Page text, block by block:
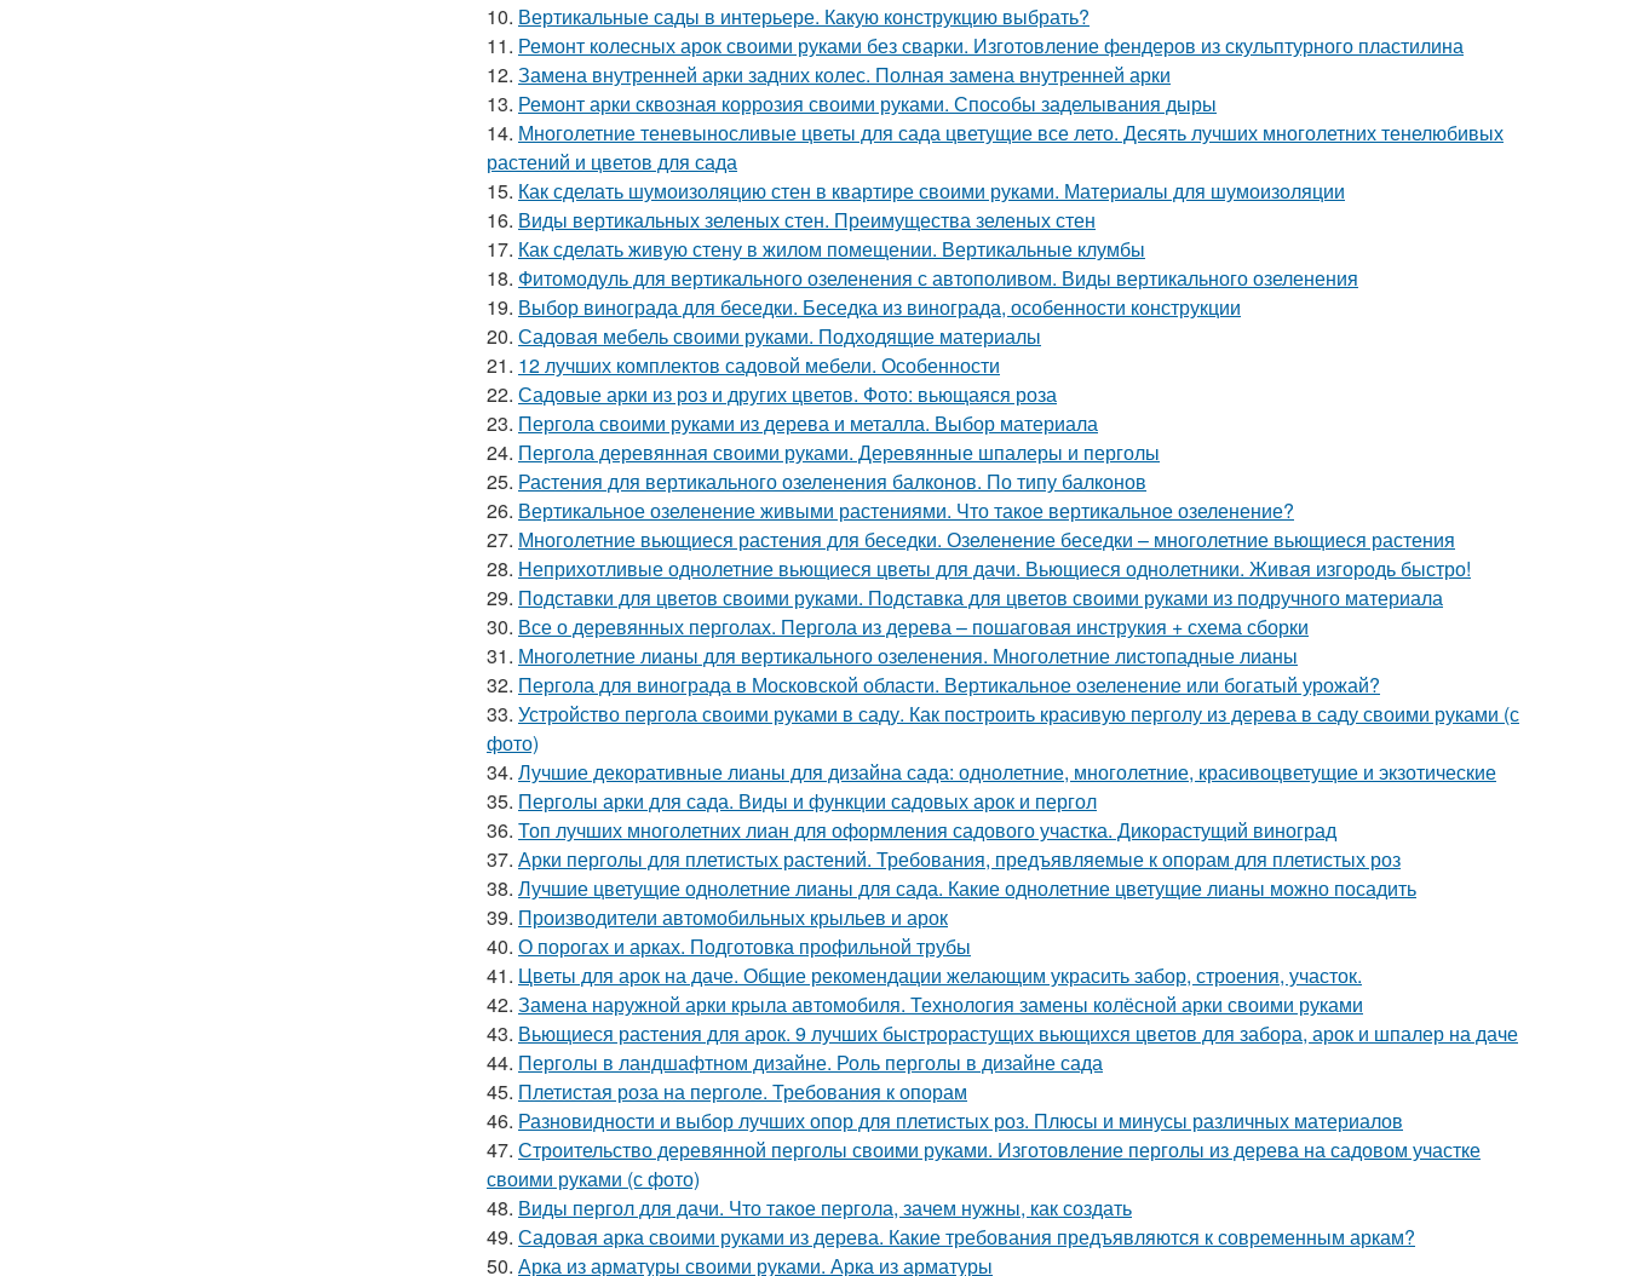
10. Вертикальные сады в интерьере. Какую конструкцию выбрать?
11. Ремонт колесных арок своими руками без сварки. Изготовление фендеров из скульптурного пластилина
12. Замена внутренней арки задних колес. Полная замена внутренней арки
13. Ремонт арки сквозная коррозия своими руками. Способы заделывания дыры
14. Многолетние теневыносливые цветы для сада цветущие все лето. Десять лучших многолетних тенелюбивых
растений и цветов для сада
15. Как сделать шумоизоляцию стен в квартире своими руками. Материалы для шумоизоляции
16. Виды вертикальных зеленых стен. Преимущества зеленых стен
17. Как сделать живую стену в жилом помещении. Вертикальные клумбы
18. Фитомодуль для вертикального озеленения с автополивом. Виды вертикального озеленения
19. Выбор винограда для беседки. Беседка из винограда, особенности конструкции
20. Садовая мебель своими руками. Подходящие материалы
21. 12 лучших комплектов садовой мебели. Особенности
22. Садовые арки из роз и других цветов. Фото: вьющаяся роза
23. Пергола своими руками из дерева и металла. Выбор материала
24. Пергола деревянная своими руками. Деревянные шпалеры и перголы
25. Растения для вертикального озеленения балконов. По типу балконов
26. Вертикальное озеленение живыми растениями. Что такое вертикальное озеленение?
27. Многолетние вьющиеся растения для беседки. Озеленение беседки – многолетние вьющиеся растения
28. Неприхотливые однолетние вьющиеся цветы для дачи. Вьющиеся однолетники. Живая изгородь быстро!
29. Подставки для цветов своими руками. Подставка для цветов своими руками из подручного материала
30. Все о деревянных перголах. Пергола из дерева – пошаговая инструкия + схема сборки
31. Многолетние лианы для вертикального озеленения. Многолетние листопадные лианы
32. Пергола для винограда в Московской области. Вертикальное озеленение или богатый урожай?
33. Устройство пергола своими руками в саду. Как построить красивую перголу из дерева в саду своими руками (с
фото)
34. Лучшие декоративные лианы для дизайна сада: однолетние, многолетние, красивоцветущие и экзотические
35. Перголы арки для сада. Виды и функции садовых арок и пергол
36. Топ лучших многолетних лиан для оформления садового участка. Дикорастущий виноград
37. Арки перголы для плетистых растений. Требования, предъявляемые к опорам для плетистых роз
38. Лучшие цветущие однолетние лианы для сада. Какие однолетние цветущие лианы можно посадить
39. Производители автомобильных крыльев и арок
40. О порогах и арках. Подготовка профильной трубы
41. Цветы для арок на даче. Общие рекомендации желающим украсить забор, строения, участок.
42. Замена наружной арки крыла автомобиля. Технология замены колёсной арки своими руками
43. Вьющиеся растения для арок. 9 лучших быстрорастущих вьющихся цветов для забора, арок и шпалер на даче
44. Перголы в ландшафтном дизайне. Роль перголы в дизайне сада
45. Плетистая роза на перголе. Требования к опорам
46. Разновидности и выбор лучших опор для плетистых роз. Плюсы и минусы различных материалов
47. Строительство деревянной перголы своими руками. Изготовление перголы из дерева на садовом участке
своими руками (с фото)
48. Виды пергол для дачи. Что такое пергола, зачем нужны, как создать
49. Садовая арка своими руками из дерева. Какие требования предъявляются к современным аркам?
50. Арка из арматуры своими руками. Арка из арматуры